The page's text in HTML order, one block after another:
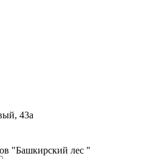
43а
"Башкирский лес "